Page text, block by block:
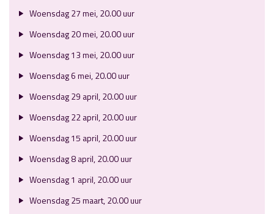
Woensdag 27 mei, 20.00 uur
Woensdag 20 mei, 20.00 uur
Woensdag 13 mei, 20.00 uur
Woensdag 6 mei, 20.00 uur
Woensdag 29 april, 20.00 uur
Woensdag 22 april, 20.00 uur
Woensdag 15 april, 20.00 uur
Woensdag 8 april, 20.00 uur
Woensdag 1 april, 20.00 uur
Woensdag 25 maart, 20.00 uur